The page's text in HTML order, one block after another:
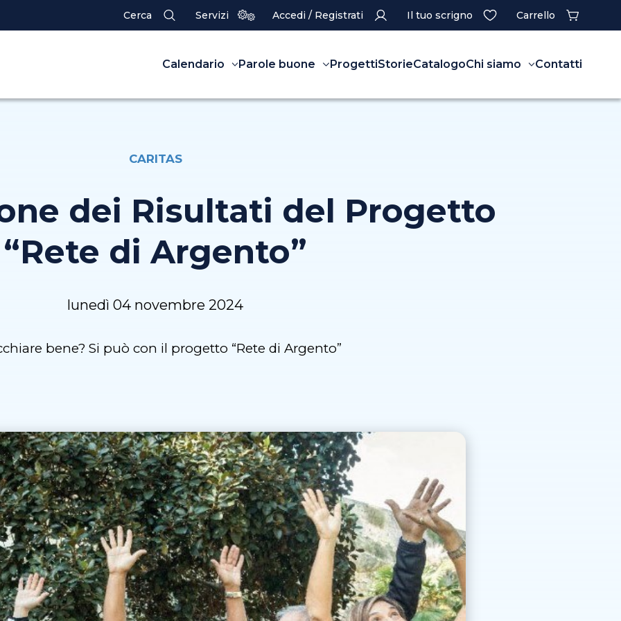
Cerca Servizi Accedi / Registrati Il tuo scrigno Carrello
Calendario Parole buone ProgettiStorieCatalogoChi siamo Contatti
CARITAS
dei Risultati del Progetto
“Rete di Argento”
lunedì 04 novembre 2024
bene? Si può con il progetto “Rete di Argento”